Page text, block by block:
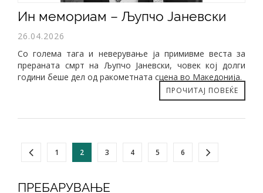
Ин мемориам – Љупчо Јаневски
26.04.2026
Со голема тага и неверување ја примивме веста за
прераната смрт на Љупчо Јаневски, човек кој долги
години беше дел од ракометната сцена во Македонија.
ПРОЧИТАЈ ПОВЕЌЕ
1 2 3 4 5 6
ПРЕБАРУВАЊЕ